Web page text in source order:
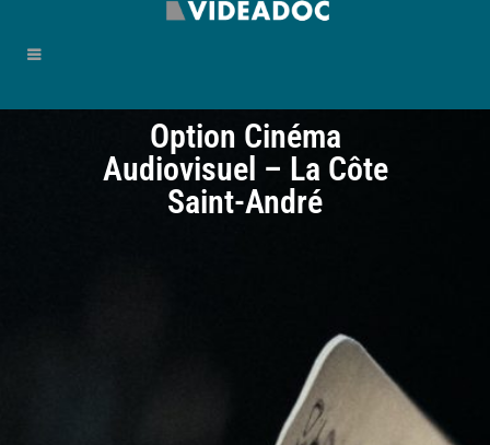
Option Cinéma
Audiovisuel – La Côte
Saint-André